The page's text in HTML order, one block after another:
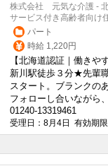
株式会社 元気な介護 -
サービス付き高齢者向け
パート
時給 1,220円
【北海道認証｜働きや
新川駅徒歩３分★先輩
スタート。ブランクの
フォローし合いながら
01240-13319461
受理日：8月4日 有効期